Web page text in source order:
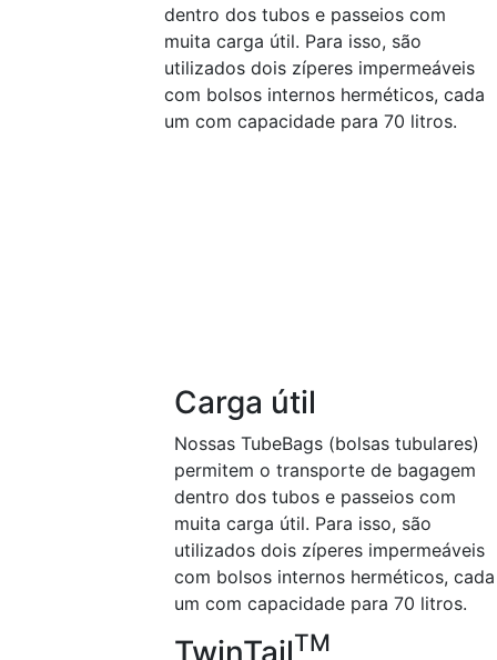
dentro dos tubos e passeios com
muita carga útil. Para isso, são
utilizados dois zíperes impermeáveis
com bolsos internos herméticos, cada
um com capacidade para 70 litros.
Carga útil
Nossas TubeBags (bolsas tubulares)
permitem o transporte de bagagem
dentro dos tubos e passeios com
muita carga útil. Para isso, são
utilizados dois zíperes impermeáveis
com bolsos internos herméticos, cada
um com capacidade para 70 litros.
TwinTailTM